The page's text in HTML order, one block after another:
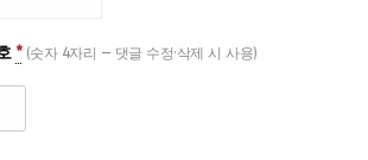
* (숫자 4자리 — 댓글 수정·삭제 시 사용)